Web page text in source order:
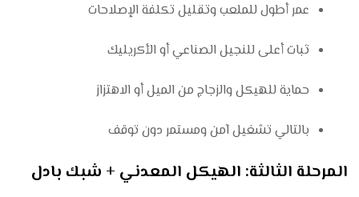
عمر أطول للملعب وتقليل تكلفة الإصلاحات
ثبات أعلى للنجيل الصناعي أو الأكريليك
حماية للهيكل والزجاج من الميل أو الاهتزاز
بالتالي تشغيل آمن ومستمر دون توقف
المرحلة الثالثة: الهيكل المعدني + شبك بادل